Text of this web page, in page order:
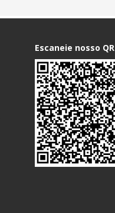
Escaneie nosso QR